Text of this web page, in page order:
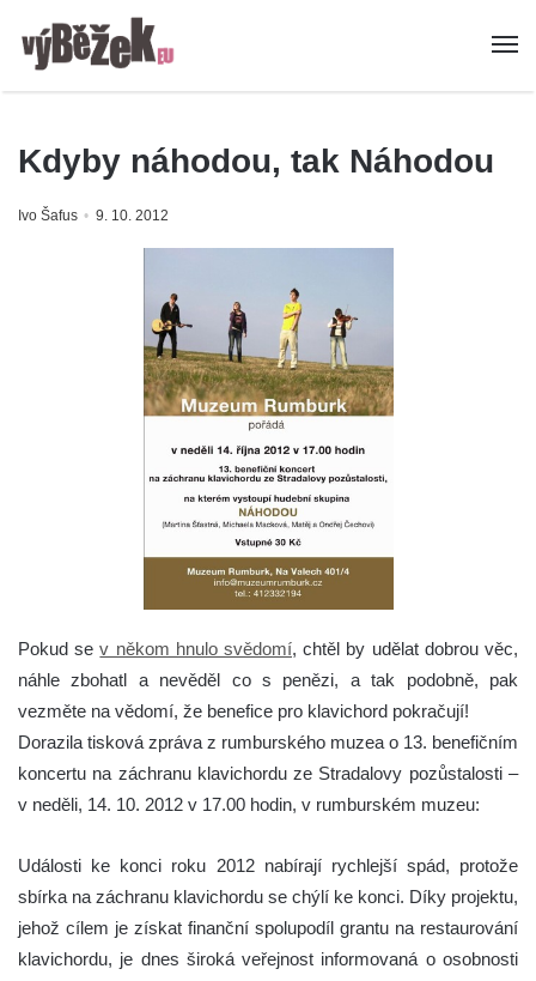
Kdyby náhodou, tak Náhodou
Ivo Šafus 9. 10. 2012
Pokud sev někom hnulo svědomí, chtěl by udělat dobrou věc,
náhle zbohatl a nevěděl co s penězi, a tak podobně, pak
vezměte na vědomí, že benefice pro klavichord pokračují!
Dorazila tisková zpráva z rumburského muzea o 13. benefičním
koncertu na záchranu klavichordu ze Stradalovy pozůstalosti –
v neděli, 14. 10. 2012 v 17.00 hodin, v rumburském muzeu:
Události ke konci roku 2012 nabírají rychlejší spád, protože
sbírka na záchranu klavichordu se chýlí ke konci. Díky projektu,
jehož cílem je získat finanční spolupodíl grantu na restaurování
klavichordu, je dnes široká veřejnost informovaná o osobnosti